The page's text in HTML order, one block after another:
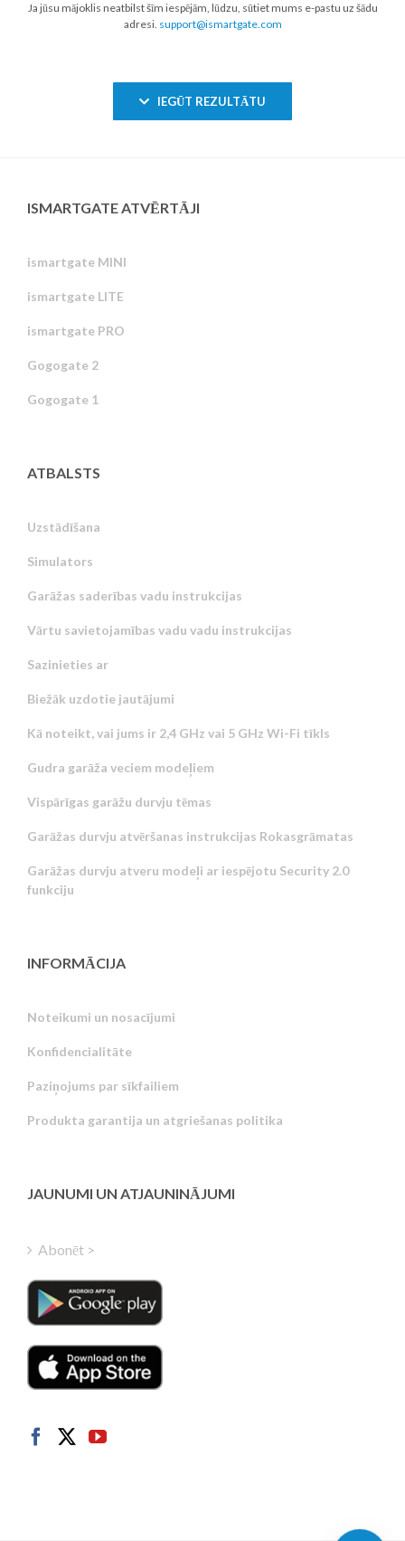
Ja jūsu mājoklis neatbilst šīm iespējām, lūdzu, sūtiet mums e-pastu uz šādu
adresi. support@ismartgate.com
IEGŪT REZULTĀTU
ISMARTGATE ATVĒRTĀJI
ismartgate MINI
ismartgate LITE
ismartgate PRO
Gogogate 2
Gogogate 1
ATBALSTS
Uzstādīšana
Simulators
Garāžas saderības vadu instrukcijas
Vārtu savietojamības vadu vadu instrukcijas
Sazinieties ar
Biežāk uzdotie jautājumi
Kā noteikt, vai jums ir 2,4 GHz vai 5 GHz Wi-Fi tīkls
Gudra garāža veciem modeļiem
Vispārīgas garāžu durvju tēmas
Garāžas durvju atvēršanas instrukcijas Rokasgrāmatas
Garāžas durvju atveru modeļi ar iespējotu Security 2.0
funkciju
INFORMĀCIJA
Noteikumi un nosacījumi
Konfidencialitāte
Paziņojums par sīkfailiem
Produkta garantija un atgriešanas politika
JAUNUMI UN ATJAUNINĀJUMI
Abonēt >
Estonian